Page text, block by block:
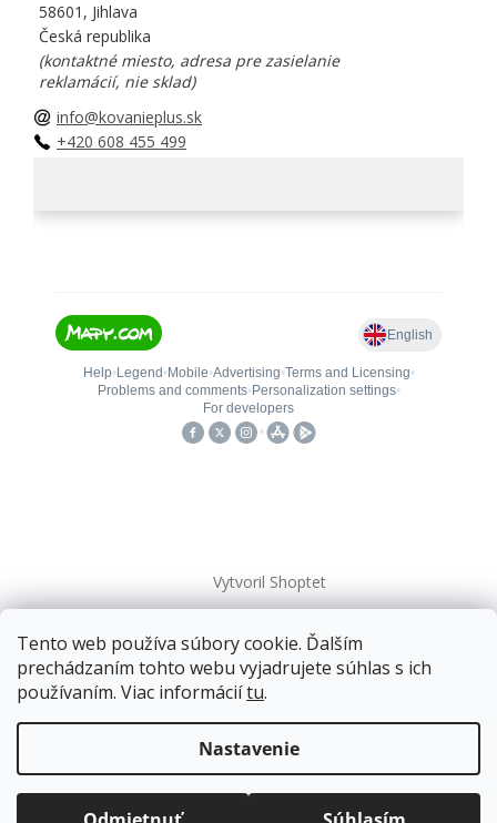
Tento web používa súbory cookie. Ďalším
prechádzaním tohto webu vyjadrujete súhlas s ich
používaním. Viac informáciítu.
Nastavenie
Doprava zadarmopre balíkové zásielky v hodnote
nad120 EUR*.
Balíky zasielame už od4 EUR.
ZRÝCHĽUJEME.
58601, Jihlava
Česká republika
(kontaktné miesto, adresa pre zasielanie
reklamácií, nie sklad)
info@kovanieplus.sk
+420 608 455 499
Vytvoril Shoptet
Copyright 2026kovanieplus. Všetky práva vyhradené.